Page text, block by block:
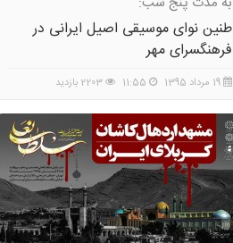
طنین نوای موسیقی اصیل ایرانی در
فرهنگسرای مهر
19 مرداد 1395 2203 بازدید